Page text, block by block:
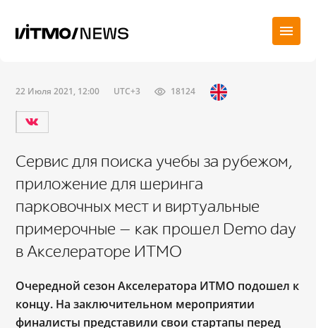
22 Июля 2021, 12:00 UTC+3 18124
Сервис для поиска учебы за рубежом,
приложение для шеринга
парковочных мест и виртуальные
примерочные — как прошел Demo day
в Акселераторе ИТМО
Очередной сезон Акселератора ИТМО подошел к
концу. На заключительном мероприятии
финалисты представили свои стартапы перед